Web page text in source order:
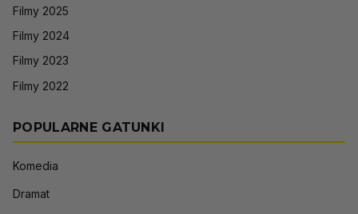
Filmy 2025
Filmy 2024
Filmy 2023
Filmy 2022
POPULARNE GATUNKI
Komedia
Dramat